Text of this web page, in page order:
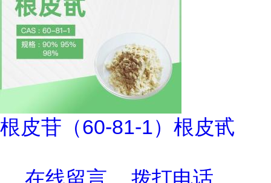
根皮苷（60-81-1）根皮甙
在线留言 拨打电话